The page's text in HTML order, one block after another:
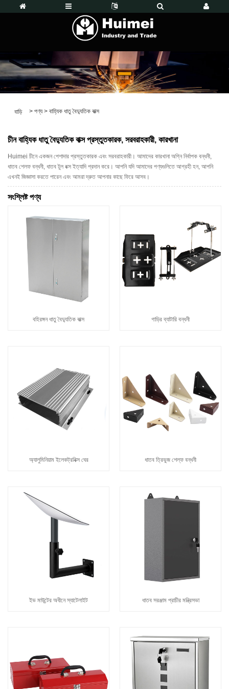
বাড়ি > পণ্য > বাহ্যিক ধাতু বৈদ্যুতিক বাক্স
চীন বাহ্যিক ধাতু বৈদ্যুতিক বাক্স প্রস্তুতকারক, সরবরাহকারী, কারখানা
Huimei চীনে একজন পেশাদার প্রস্তুতকারক এবং সরবরাহকারী। আমাদের কারখানা অগ্নি নির্বাপক বন্ধনী,
ধাতব শেলফ বন্ধনী, ধাতব টুল বক্স ইত্যাদি প্রদান করে। আপনি যদি আমাদের পণ্যগুলিতে আগ্রহী হন, আপনি
এখনই জিজ্ঞাসা করতে পারেন এবং আমরা দ্রুত আপনার কাছে ফিরে আসব।
সংশ্লিষ্ট পণ্য
বহিরঙ্গন ধাতু বৈদ্যুতিক বাক্স গাড়ির ব্যাটারি বন্ধনী
অ্যালুমিনিয়াম ইলেকট্রনিক্স ঘের ধাতব ত্রিভুজ শেল্ফ বন্ধনী
ইভ মাউন্টের অধীনে স্যাটেলাইট ধাতব সরঞ্জাম প্রাচীর মন্ত্রিসভা